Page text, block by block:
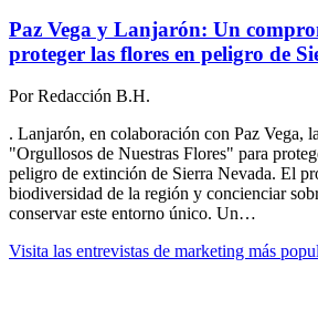
Paz Vega y Lanjarón: Un
proteger las flores en peligro de
PorRedacción B.H.
. Lanjarón, en colaboración con Paz Vega,
"Orgullosos de Nuestras Flores" para
peligro de extinción de Sierra Nevada. El
biodiversidad de la región y concienciar
conservar este entorno único. Un…
Visita las entrevistas de marketing más